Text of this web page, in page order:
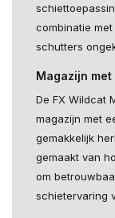
combinatie
schutters
Magazijn
De FX Wildcat
magazijn met
gemakkelijk
gemaakt van
om
schietervaring